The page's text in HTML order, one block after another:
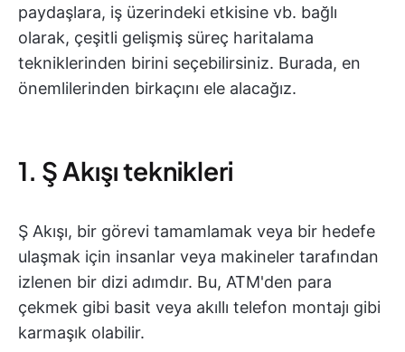
paydaşlara, iş üzerindeki etkisine vb. bağlı
olarak, çeşitli gelişmiş süreç haritalama
tekniklerinden birini seçebilirsiniz. Burada, en
önemlilerinden birkaçını ele alacağız.
1. Ş Akışı teknikleri
Ş Akışı, bir görevi tamamlamak veya bir hedefe
ulaşmak için insanlar veya makineler tarafından
izlenen bir dizi adımdır. Bu, ATM'den para
çekmek gibi basit veya akıllı telefon montajı gibi
karmaşık olabilir.